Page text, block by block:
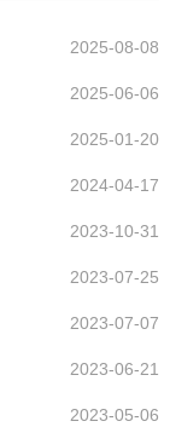
2025-08-08
2025-06-06
2025-01-20
2024-04-17
2023-10-31
2023-07-25
2023-07-07
2023-06-21
2023-05-06